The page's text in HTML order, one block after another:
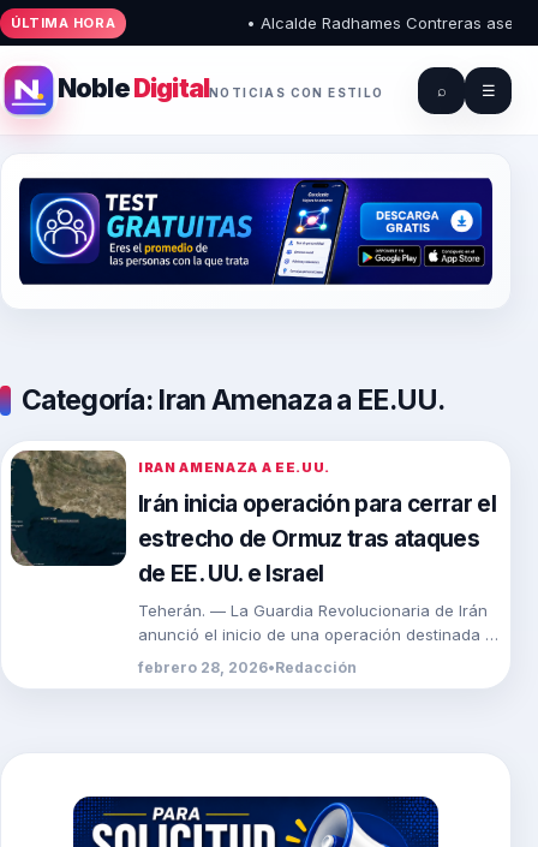
ÚLTIMA HORA • Alcalde Radhames Contreras
NobleDigitalNOTICIAS CON ESTILO ⌕ ☰
Categoría: Iran Amenaza a EE.UU.
IRAN AMENAZA A EE.UU.
Irán inicia operación para cerrar el
estrecho de Ormuz tras ataques
de EE. UU. e Israel
Teherán. — La Guardia Revolucionaria de Irán
anunció el inicio de una operación destinada a
cortar el tránsito por el estrecho de […]
febrero 28, 2026•Redacción